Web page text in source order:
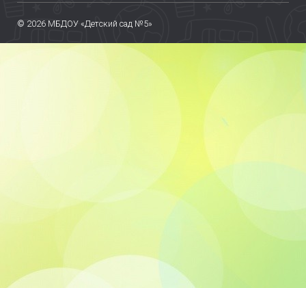
© 2026 МБДОУ «Детский сад №5»